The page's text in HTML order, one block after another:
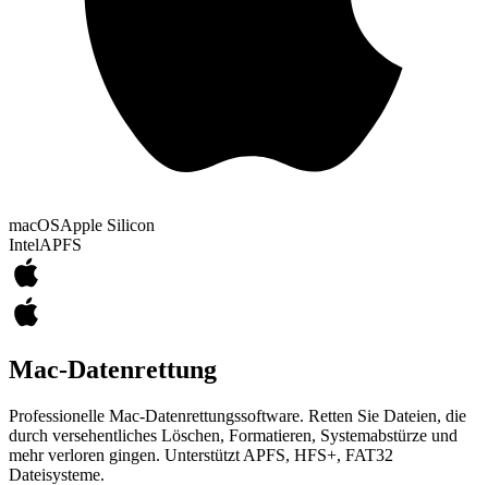
macOSApple Silicon
IntelAPFS
Mac-Datenrettung
Professionelle Mac-Datenrettungssoftware. Retten Sie Dateien, die
durch versehentliches Löschen, Formatieren, Systemabstürze und
mehr verloren gingen. Unterstützt APFS, HFS+, FAT32
Dateisysteme.